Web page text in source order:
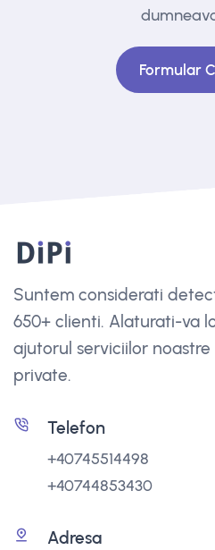
Formular
Suntem considerati
650+ clienti. Alaturati-va
ajutorul serviciilor
private.
Telefon
+40745514498
+40744853430
Adresa